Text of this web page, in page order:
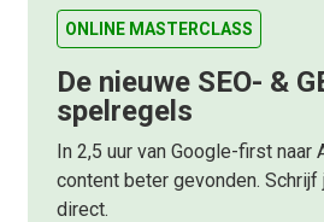
ONLINE MASTERCLASS
De nieuwe SEO- &
spelregels
In 2,5 uur van Google-first
content beter gevonden. Schrijf
direct.